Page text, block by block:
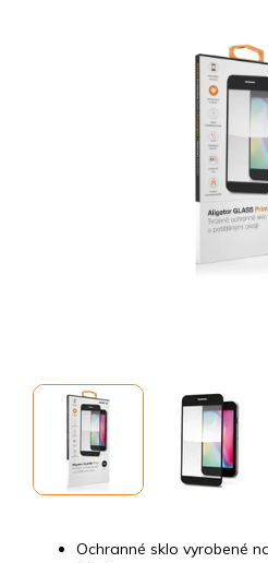
Ochranné sklo vyrobené